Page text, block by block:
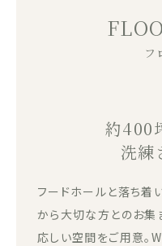
フ
約400
洗練
フードホールと落ち着
から大切な方とのお集
応しい空間をご用意。